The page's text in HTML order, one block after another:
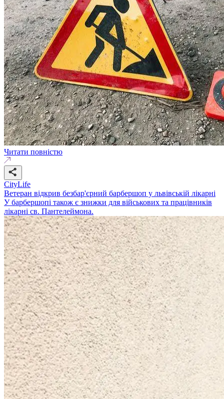
Читати повністю
CityLife
Ветеран відкрив безбар'єрний барбершоп у львівській лікарні
У барбершопі також є знижки для військових та працівників
лікарні св. Пантелеймона.